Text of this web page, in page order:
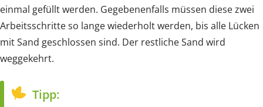
einmal gefüllt werden. Gegebenenfalls müssen diese zwei
Arbeitsschritte so lange wiederholt werden, bis alle Lücken
mit Sand geschlossen sind. Der restliche Sand wird
weggekehrt.
Tipp: